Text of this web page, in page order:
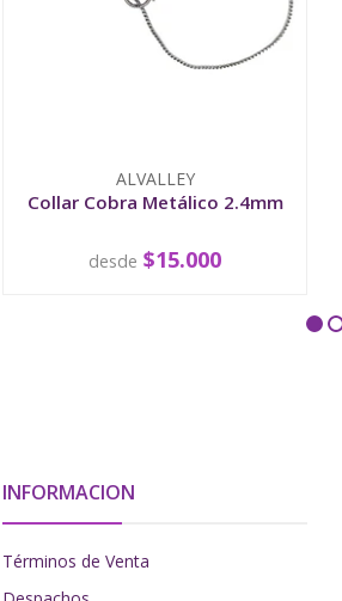
ALVALLEY
Collar Cobra Metálico 2.4mm
VER OPCIONES
desde $15.000
INFORMACION
Términos de Venta